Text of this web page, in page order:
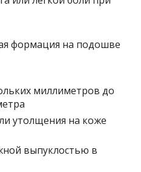
формация на подошве
миллиметров до
утолщения на коже
выпуклостью в